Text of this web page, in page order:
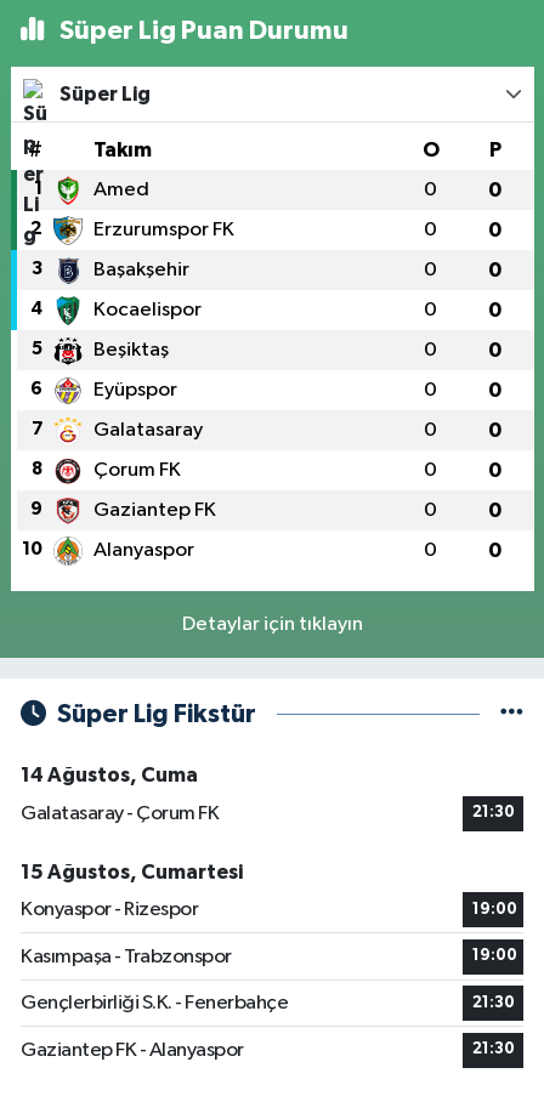
Süper Lig Puan Durumu
Süper Lig
# Takım O P
1 Amed 0 0
2 Erzurumspor FK 0 0
3 Başakşehir 0 0
4 Kocaelispor 0 0
5 Beşiktaş 0 0
6 Eyüpspor 0 0
7 Galatasaray 0 0
8 Çorum FK 0 0
9 Gaziantep FK 0 0
10 Alanyaspor 0 0
Detaylar için tıklayın
Süper Lig Fikstür
14 Ağustos, Cuma
Galatasaray - Çorum FK
21:30
15 Ağustos, Cumartesi
Konyaspor - Rizespor
19:00
Kasımpaşa - Trabzonspor 19:00
Gençlerbirliği S.K. - Fenerbahçe 21:30
Gaziantep FK - Alanyaspor 21:30